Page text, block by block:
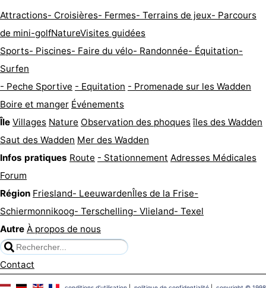
Attractions- Croisières- Fermes- Terrains de jeux- Parcours
de mini-golfNatureVisites guidées
Sports- Piscines- Faire du vélo- Randonnée- Équitation-
Surfen
- Peche Sportive - Equitation - Promenade sur les Wadden
Boire et manger Événements
Île Villages Nature Observation des phoques îles des Wadden
Saut des Wadden Mer des Wadden
Infos pratiques Route - Stationnement Adresses Médicales
Forum
Région Friesland- LeeuwardenÎles de la Frise-
Schiermonnikoog- Terschelling- Vlieland- Texel
Autre À propos de nous
Contact